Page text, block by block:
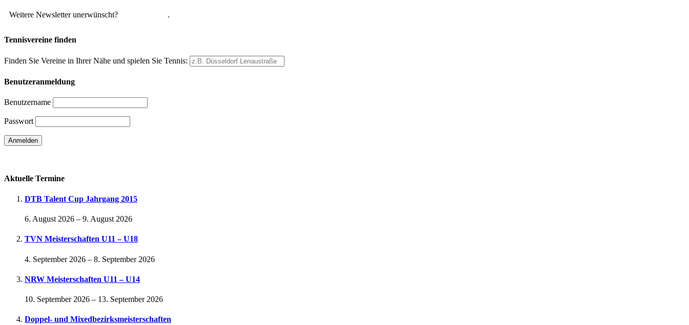
Weitere Newsletter unerwünscht? .
Tennisvereine finden
Finden Sie Vereine in Ihrer Nähe und spielen Sie Tennis:
Benutzeranmeldung
Benutzername
Passwort
Aktuelle Termine
DTB Talent Cup Jahrgang 2015
6. August 2026 – 9. August 2026
TVN Meisterschaften U11 – U18
4. September 2026 – 8. September 2026
NRW Meisterschaften U11 – U14
10. September 2026 – 13. September 2026
Doppel- und Mixedbezirksmeisterschaften